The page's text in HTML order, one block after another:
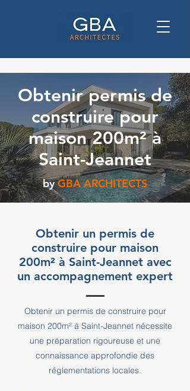
Obtenir permis de
construire pour
maison 200m² à
Saint-Jeannet
by GBA ARCHITECTS
Obtenir un permis de
construire pour maison
200m² à Saint-Jeannet avec
un accompagnement expert
Obtenir un permis de construire pour
maison 200m² à Saint-Jeannet nécessite
une préparation rigoureuse et une
connaissance approfondie des
réglementations locales.